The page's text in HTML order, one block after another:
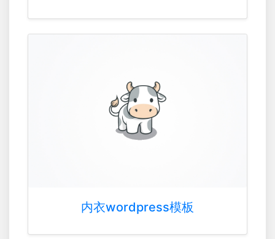
内衣wordpress模板